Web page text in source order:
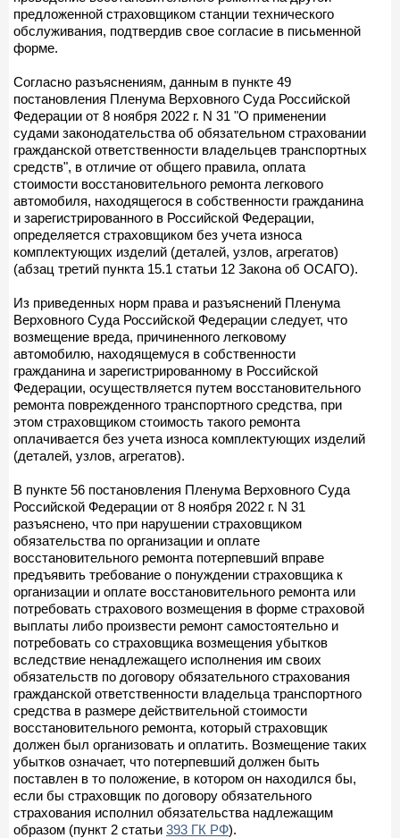
предложенной страховщиком станции технического
обслуживания, подтвердив свое согласие в письменной
форме.
Согласно разъяснениям, данным в пункте 49
постановления Пленума Верховного Суда Российской
Федерации от 8 ноября 2022 г. N 31 "О применении
судами законодательства об обязательном страховании
гражданской ответственности владельцев транспортных
средств", в отличие от общего правила, оплата
стоимости восстановительного ремонта легкового
автомобиля, находящегося в собственности гражданина
и зарегистрированного в Российской Федерации,
определяется страховщиком без учета износа
комплектующих изделий (деталей, узлов, агрегатов)
(абзац третий пункта 15.1 статьи 12 Закона об ОСАГО).
Из приведенных норм права и разъяснений Пленума
Верховного Суда Российской Федерации следует, что
возмещение вреда, причиненного легковому
автомобилю, находящемуся в собственности
гражданина и зарегистрированному в Российской
Федерации, осуществляется путем восстановительного
ремонта поврежденного транспортного средства, при
этом страховщиком стоимость такого ремонта
оплачивается без учета износа комплектующих изделий
(деталей, узлов, агрегатов).
В пункте 56 постановления Пленума Верховного Суда
Российской Федерации от 8 ноября 2022 г. N 31
разъяснено, что при нарушении страховщиком
обязательства по организации и оплате
восстановительного ремонта потерпевший вправе
предъявить требование о понуждении страховщика к
организации и оплате восстановительного ремонта или
потребовать страхового возмещения в форме страховой
выплаты либо произвести ремонт самостоятельно и
потребовать со страховщика возмещения убытков
вследствие ненадлежащего исполнения им своих
обязательств по договору обязательного страхования
гражданской ответственности владельца транспортного
средства в размере действительной стоимости
восстановительного ремонта, который страховщик
должен был организовать и оплатить. Возмещение таких
убытков означает, что потерпевший должен быть
поставлен в то положение, в котором он находился бы,
если бы страховщик по договору обязательного
страхования исполнил обязательства надлежащим
образом (пункт 2 статьи 393 ГК РФ).